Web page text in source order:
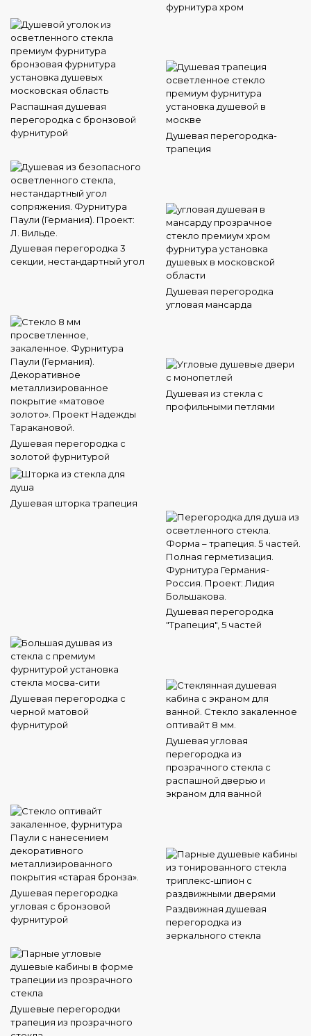
фурнитура хром
Распашная душевая
перегородка с бронзовой
фурнитурой
Душевая перегородка-
трапеция
Душевая перегородка 3
секции, нестандартный угол
Душевая перегородка
угловая мансарда
Душевая перегородка с
золотой фурнитурой
Душевая из стекла с
профильными петлями
Душевая шторка трапеция
Душевая перегородка
"Трапеция", 5 частей
Душевая перегородка с
черной матовой
фурнитурой
Душевая угловая
перегородка из
прозрачного стекла с
распашной дверью и
экраном для ванной
Душевая перегородка
угловая с бронзовой
фурнитурой
Раздвижная душевая
перегородка из
зеркального стекла
Душевые перегородки
трапеция из прозрачного